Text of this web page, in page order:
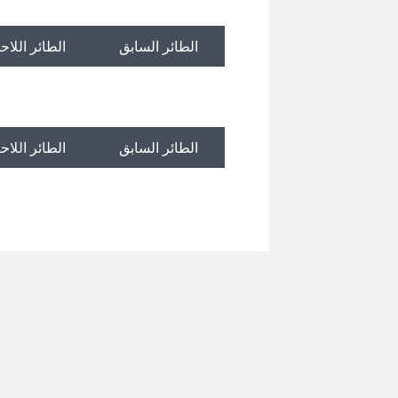
الطائر السابق الطائر
الطائر السابق الطائر